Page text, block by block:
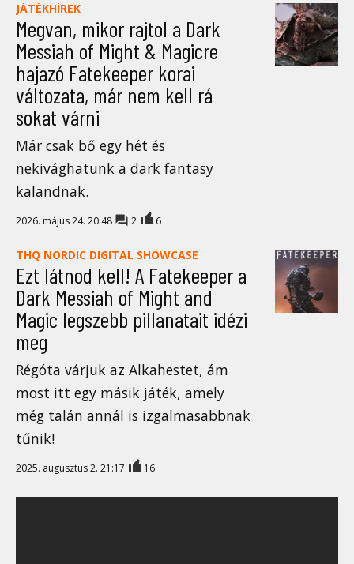
JÁTÉKHÍREK
Megvan, mikor rajtol a Dark
Messiah of Might & Magicre
hajazó Fatekeeper korai
változata, már nem kell rá
sokat várni
Már csak bő egy hét és
nekivághatunk a dark fantasy
kalandnak.
2026. május 24. 20:48 2 6
THQ NORDIC DIGITAL SHOWCASE
Ezt látnod kell! A Fatekeeper a
Dark Messiah of Might and
Magic legszebb pillanatait idézi
meg
Régóta várjuk az Alkahestet, ám
most itt egy másik játék, amely
még talán annál is izgalmasabbnak
tűnik!
2025. augusztus 2. 21:17 16